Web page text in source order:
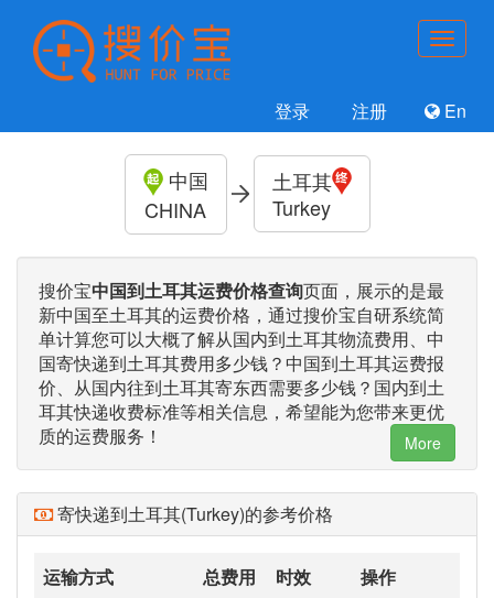
登录 注册 En
中国
CHINA
土耳其
Turkey
搜价宝中国到土耳其运费价格查询页面，展示的是最
新中国至土耳其的运费价格，通过搜价宝自研系统简
单计算您可以大概了解从国内到土耳其物流费用、中
国寄快递到土耳其费用多少钱？中国到土耳其运费报
价、从国内往到土耳其寄东西需要多少钱？国内到土
耳其快递收费标准等相关信息，希望能为您带来更优
质的运费服务！
More
寄快递到土耳其(Turkey)的参考价格
运输方式 总费用 时效
操作